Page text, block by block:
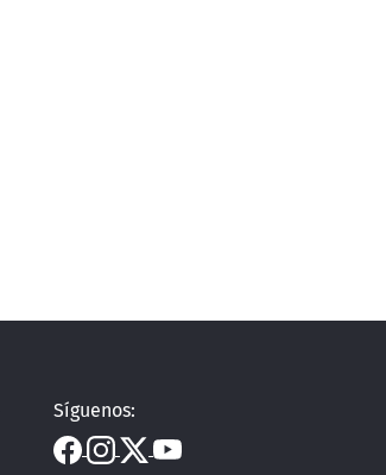
Síguenos: